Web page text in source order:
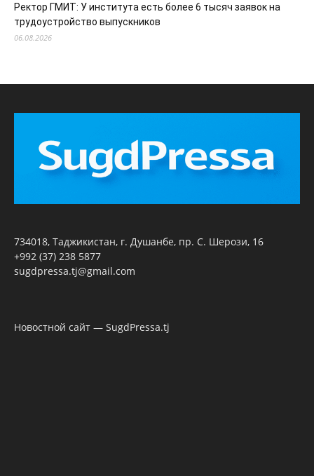
Ректор ГМИТ: У института есть более 6 тысяч заявок на
трудоустройство выпускников
06.08.2026
734018, Таджикистан, г. Душанбе, пр. С. Шерози, 16
+992 (37) 238 5877
sugdpressa.tj@gmail.com
Новостной сайт — SugdPressa.tj